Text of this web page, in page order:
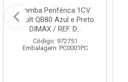
Bomba Periférica 1CV
Bivolt QB80 Azul e Preto
DIMAX / REF. D...
Código: 972751
Embalagem: PC0001PC